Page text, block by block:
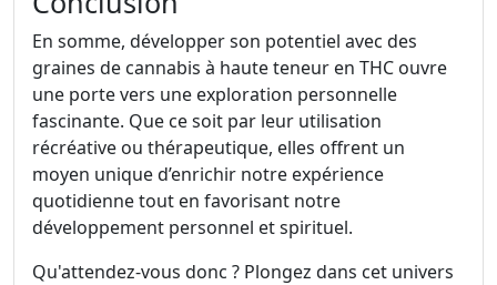
En somme, développer son potentiel avec des
graines de cannabis à haute teneur en THC ouvre
une porte vers une exploration personnelle
fascinante. Que ce soit par leur utilisation
récréative ou thérapeutique, elles offrent un
moyen unique d’enrichir notre expérience
quotidienne tout en favorisant notre
développement personnel et spirituel.
Qu'attendez-vous donc ? Plongez dans cet univers